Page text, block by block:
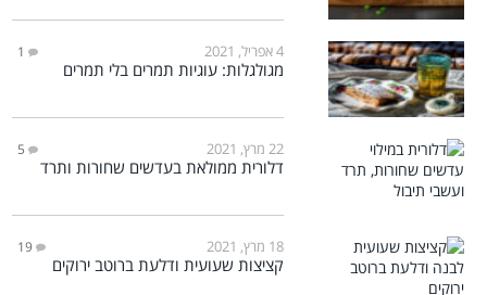
4 אפריל, 2021 1
מגולגלות: עוגיות תמרים בלי תמרים
22 מרץ, 2021 5
דלורית ממולאת בעדשים שחורות ותרד
18 מרץ, 2021 19
קציצות שעועית ודלעת ברוטב ירוקים